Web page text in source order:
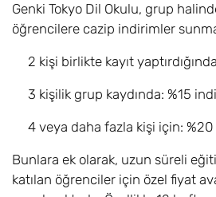
Genki Tokyo Dil Okulu, grup
öğrencilere cazip indirimler
2 kişi birlikte kayıt
3 kişilik grup kaydında: %15
4 veya daha fazla kişi için:
Bunlara ek olarak, uzun süreli
katılan öğrenciler için özel fiyat